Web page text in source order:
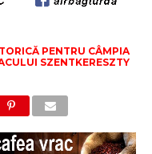
PENTRU CÂMPIA
SZENTKERESZTY